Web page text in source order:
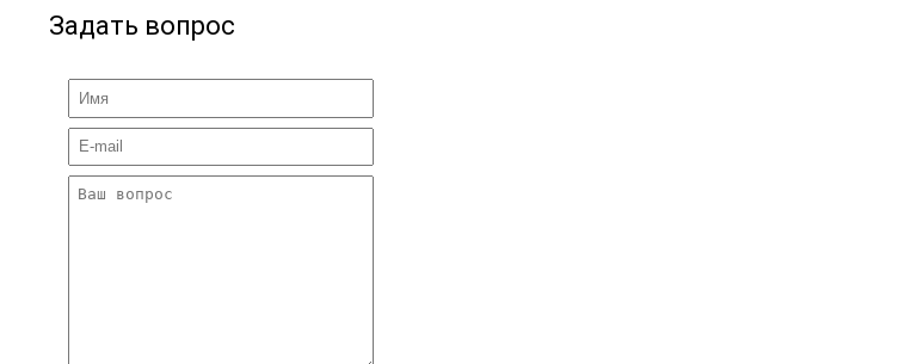
Задать вопрос